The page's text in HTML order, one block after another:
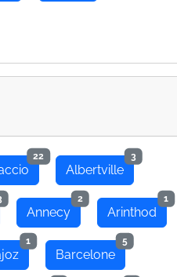
22
Albertville
3
Annecy
2
Arinthod
1
1
Barcelone
5